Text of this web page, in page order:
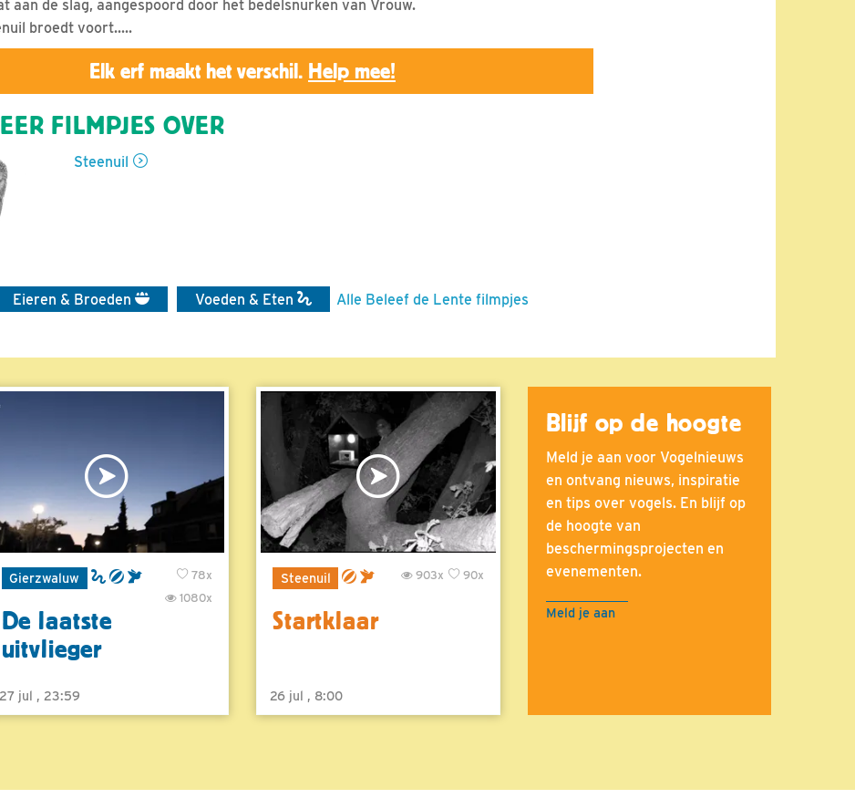
aan de slag, aangespoord door het bedelsnurken van Vrouw.
broedt voort.....
Elk erf maakt het verschil. Help mee!
FILMPJES OVER
Steenuil
Eieren & Broeden Voeden & Eten Alle Beleef de Lente filmpjes
Gierzwaluw
78x
1080x
De laatste
uitvlieger
27 jul , 23:59
Steenuil 90x
903x
Startklaar
26 jul , 8:00
Blijf op de hoogte
Meld je aan voor Vogelnieuws
en ontvang nieuws, inspiratie
en tips over vogels. En blijf op
de hoogte van
beschermingsprojecten en
evenementen.
Meld je aan